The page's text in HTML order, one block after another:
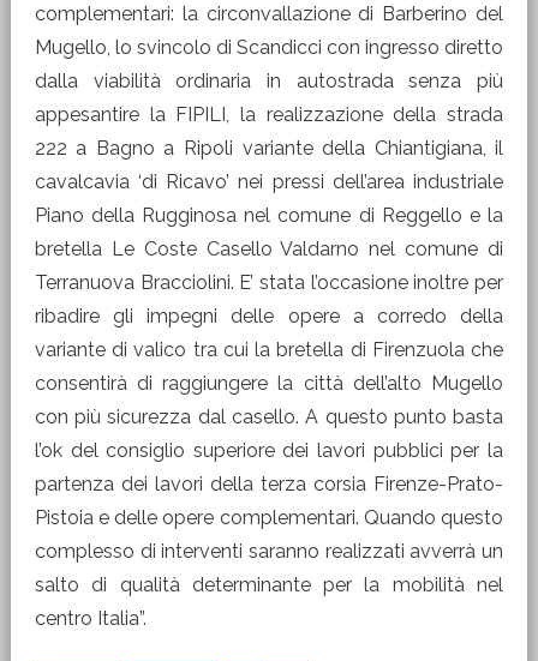
complementari: la circonvallazione di Barberino del
Mugello, lo svincolo di Scandicci con ingresso diretto
dalla viabilità ordinaria in autostrada senza più
appesantire la FIPILI, la realizzazione della strada
222 a Bagno a Ripoli variante della Chiantigiana, il
cavalcavia ‘di Ricavo’ nei pressi dell’area industriale
Piano della Rugginosa nel comune di Reggello e la
bretella Le Coste Casello Valdarno nel comune di
Terranuova Bracciolini. E’ stata l’occasione inoltre per
ribadire gli impegni delle opere a corredo della
variante di valico tra cui la bretella di Firenzuola che
consentirà di raggiungere la città dell’alto Mugello
con più sicurezza dal casello. A questo punto basta
l’ok del consiglio superiore dei lavori pubblici per la
partenza dei lavori della terza corsia Firenze-Prato-
Pistoia e delle opere complementari. Quando questo
complesso di interventi saranno realizzati avverrà un
salto di qualità determinante per la mobilità nel
centro Italia”.